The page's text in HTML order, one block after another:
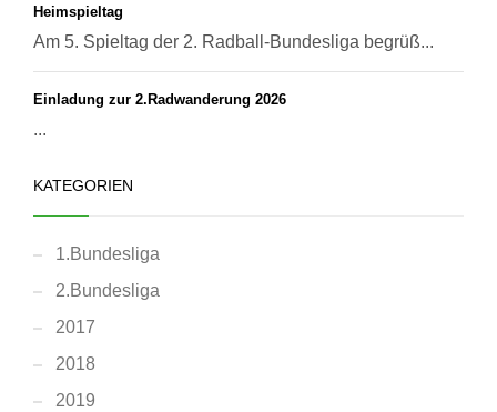
Heimspieltag
Am 5. Spieltag der 2. Radball-Bundesliga begrüß...
Einladung zur 2.Radwanderung 2026
...
KATEGORIEN
1.Bundesliga
2.Bundesliga
2017
2018
2019